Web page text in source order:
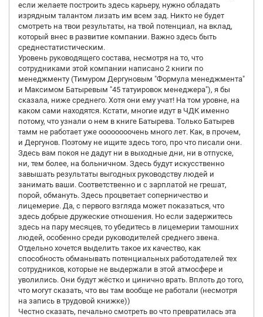
если желаете построить здесь карьеру, нужно обладать
изрядным талантом лизать им всем зад. Никто не будет
смотреть на твои результаты, на твой потенциал, на вклад,
который внес в развитие компании. Важно здесь быть
среднестатистическим.
Уровень руководящего состава, несмотря на то, что
сотрудниками этой компании написано 2 книги по
менеджменту (Тимуром Дергуновым "Формула менеджмента"
и Максимом Батыревым "45 татуировок менеджера"), я бы
сказала, ниже среднего. Хотя они ему учат! На том уровне, на
каком сами находятся. Кстати, многие идут в ЧДК именно
потому, что узнали о нем в книге Батырева. Только Батырев
тамм не работает уже оооооооочень много лет. Как, в прочем,
и Дергунов. Поэтому не ищите здесь того, про что писали они.
Здесь вам покоя не дадут ни в выходные дни, ни в отпуске,
ни, тем более, на больничном. Здесь будут искусственно
завышать результаты выгодных руководству людей и
занимать ваши. Соответственно и с зарплатой не грешат,
порой, обмануть. Здесь процветает соперничество и
лицемерие. Да, с первого взгляда может показаться, что
здесь добрые дружеские отношения. Но если задержитесь
здесь на пару месяцев, то убедитесь в лицемерии тамошних
людей, особенно среди руководителей среднего звена.
Отдельно хочется выделить такое их качество, как
способность обманывать потенциальных работодателей тех
сотрудников, которые не выдержали в этой атмосфере и
уволились. Они будут жёстко и цинично врать. Вплоть до того,
что могут сказать, что вы там вообще не работали (несмотря
на запись в трудовой книжке))
Честно сказать, печально смотреть во что превратилась эта